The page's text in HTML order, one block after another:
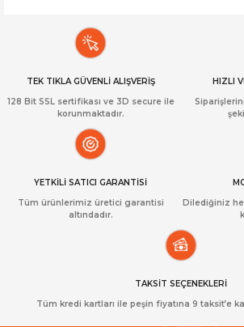
TEK TIKLA GÜVENLİ ALIŞVERİŞ
128 Bit SSL sertifikası ve 3D secure ile
korunmaktadır.
HIZLI
YETKİLİ SATICI GARANTİSİ
Tüm ürünlerimiz üretici garantisi
altındadır.
Dilediğiniz
TAKSİT SEÇENEKLERİ
Tüm kredi kartları ile peşin fiyatına 9 taksit’e